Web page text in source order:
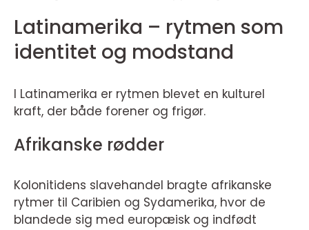
Latinamerika – rytmen som
identitet og modstand
I Latinamerika er rytmen blevet en kulturel
kraft, der både forener og frigør.
Afrikanske rødder
Kolonitidens slavehandel bragte afrikanske
rytmer til Caribien og Sydamerika, hvor de
blandede sig med europæisk og indfødt